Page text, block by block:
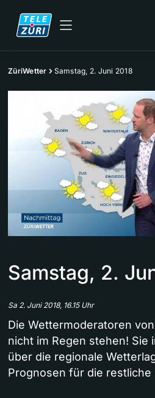
ZüriWetter Samstag, 2. Juni 2018
Samstag, 2.
Sa 2. Juni 2018, 16.15 Uhr
Die Wettermoderatoren
nicht im Regen stehen! Sie
über die regionale
Prognosen für die restliche